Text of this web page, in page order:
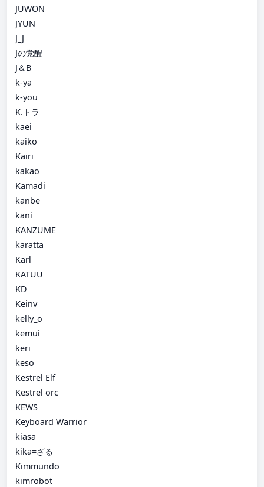
JUWON
JYUN
J_J
Jの覚醒
J＆B
k-ya
k-you
K.トラ
kaei
kaiko
Kairi
kakao
Kamadi
kanbe
kani
KANZUME
karatta
Karl
KATUU
KD
Keinv
kelly_o
kemui
keri
keso
Kestrel Elf
Kestrel orc
KEWS
Keyboard Warrior
kiasa
kika=ざる
Kimmundo
kimrobot